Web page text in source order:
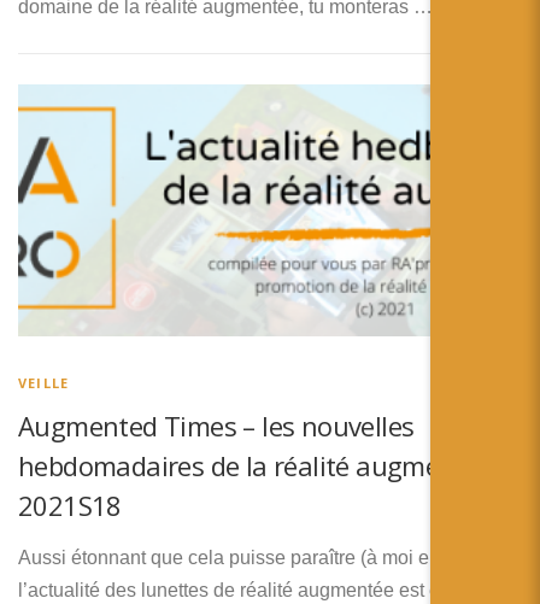
domaine de la réalité augmentée, tu monteras …
VEILLE
Augmented Times – les nouvelles
hebdomadaires de la réalité augmentée –
2021S18
Aussi étonnant que cela puisse paraître (à moi en tout cas)
l’actualité des lunettes de réalité augmentée est encore